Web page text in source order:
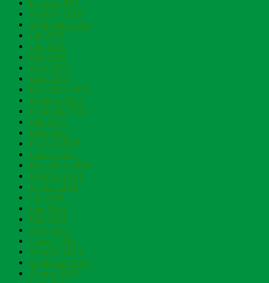
Februar 2017
Oktober 2016
September 2016
Juli 2016
Juni 2016
Mai 2016
April 2016
März 2016
Dezember 2015
Oktober 2015
September 2015
Mai 2015
März 2015
Februar 2015
Januar 2015
Dezember 2014
Oktober 2014
August 2014
Juli 2014
Juni 2014
Mai 2014
April 2014
Januar 2014
Oktober 2013
September 2013
August 2013